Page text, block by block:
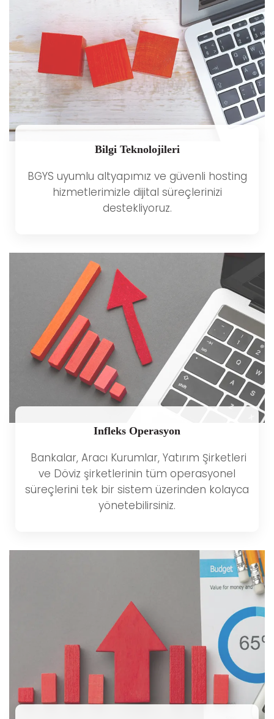
Bilgi Teknolojileri
BGYS uyumlu altyapımız ve güvenli hosting
hizmetlerimizle dijital süreçlerinizi
destekliyoruz.
Infleks Operasyon
Bankalar, Aracı Kurumlar, Yatırım Şirketleri
ve Döviz şirketlerinin tüm operasyonel
süreçlerini tek bir sistem üzerinden kolayca
yönetebilirsiniz.